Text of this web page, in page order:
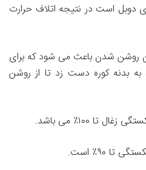
دوبل است در نتیجه اتلاف حرارت
روشن شدن باعث می شود که برای
به بدنه کوره دست زد تا از روشن
۱۰۰٪ می باشد.
۹۰٪ است.